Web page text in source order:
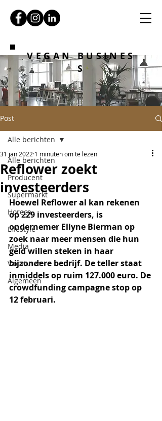
VEGAN BUSINES
S
Post
Alle berichten
Producent
Supermarkt
Horeca
Lifestyle
Media
Vacatures
Algemeen
Alle berichten
Reflower zoekt
investeerders
31 jan 2022 1 minuten om te lezen
Hoewel Reflower al kan rekenen
op 229 investeerders, is
ondernemer Ellyne Bierman op
zoek naar meer mensen die hun
geld willen steken in haar
bijzondere bedrijf. De teller staat
inmiddels op ruim 127.000 euro. De
crowdfunding campagne stop op
12 februari.